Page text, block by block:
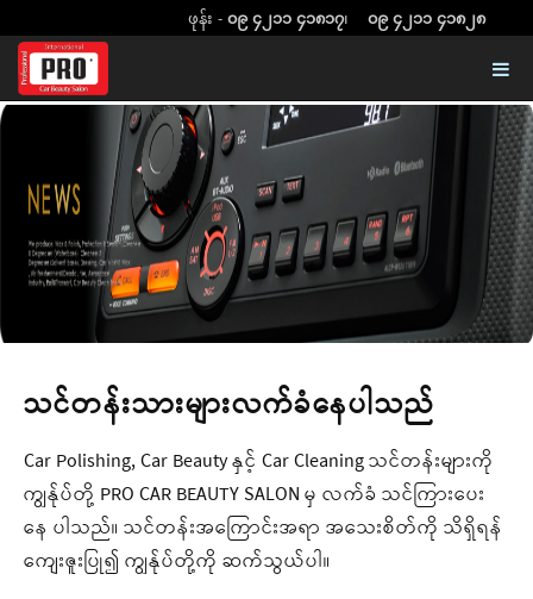
ဖုန်း - ၀၉ ၄၂၁၁ ၄၁၈၁၇၊ ၀၉ ၄၂၁၁ ၄၁၈၂၈
သင်တန်းသားများလက်ခံနေပါသည်
Car Polishing, Car Beauty နှင့် Car Cleaning သင်တန်းများကို
ကျွန်ုပ်တို့ PRO CAR BEAUTY SALON မှ လက်ခံ သင်ကြားပေး
နေ ပါသည်။ သင်တန်းအကြောင်းအရာ အသေးစိတ်ကို သိရှိရန်
ကျေးဇူးပြု၍ ကျွန်ုပ်တို့ကို ဆက်သွယ်ပါ။